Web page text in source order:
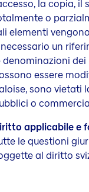
la copia,
o
elementi
un
denominazioni
essere
sono vietati
o
applicabile e
le questioni
al diritto